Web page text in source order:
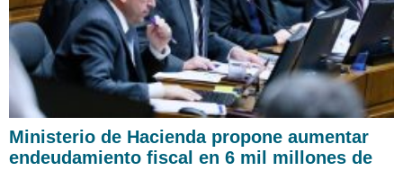
Ministerio de Hacienda propone aumentar
endeudamiento fiscal en 6 mil millones de